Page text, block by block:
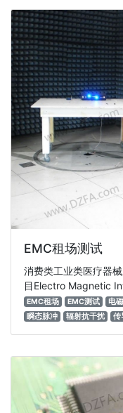
EMC租场测试
消费类工业类医疗器
目Electro Magnetic
EMC租场 EMC测试 电
瞬态脉冲
辐射抗干扰 传